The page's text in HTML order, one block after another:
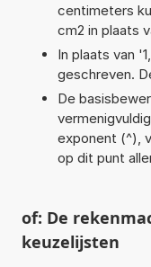
centimeters
cm2 in plaats
In plaats van
geschreven.
De
exponent (^),
op dit punt
of: De
keuzelijsten